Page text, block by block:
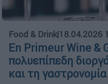
Food & Drink|18.04.2026
En Primeur Wine &
πολυεπίπεδη
και τη